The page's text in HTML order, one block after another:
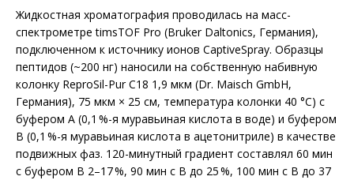
Жидкостная хроматография проводилась на масс-
спектрометре timsTOF Pro (Bruker Daltonics, Германия),
подключенном к источнику ионов CaptiveSpray. Образцы
пептидов (~200 нг) наносили на собственную набивную
колонку ReproSil-Pur C18 1,9 мкм (Dr. Maisch GmbH,
Германия), 75 мкм × 25 см, температура колонки 40 °C) с
буфером A (0,1 %-я муравьиная кислота в воде) и буфером
B (0,1 %-я муравьиная кислота в ацетонитриле) в качестве
подвижных фаз. 120-минутный градиент составлял 60 мин
с буфером В 2–17 %, 90 мин с B до 25 %, 100 мин c B до 37